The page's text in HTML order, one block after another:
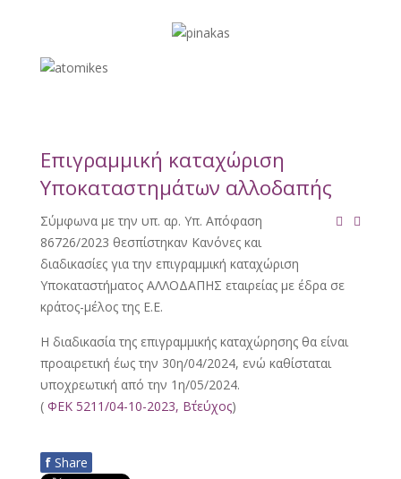
Επιγραμμική καταχώριση
Υποκαταστημάτων αλλοδαπής
Σύμφωνα με την υπ. αρ. Υπ. Απόφαση
86726/2023 θεσπίστηκαν Κανόνες και
διαδικασίες για την επιγραμμική καταχώριση
Υποκαταστήματος ΑΛΛΟΔΑΠΗΣ εταιρείας με έδρα σε
κράτος-μέλος της Ε.Ε.
Η διαδικασία της επιγραμμικής καταχώρησης θα είναι
προαιρετική έως την 30η/04/2024, ενώ καθίσταται
υποχρεωτική από την 1η/05/2024.
( ΦΕΚ 5211/04-10-2023, Β΄τεύχος)
f Share